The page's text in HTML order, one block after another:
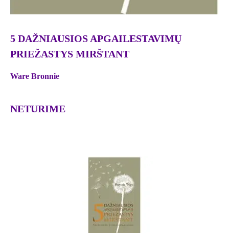
5 DAŽNIAUSIOS APGAILESTAVIMŲ
PRIEŽASTYS MIRŠTANT
Ware Bronnie
NETURIME